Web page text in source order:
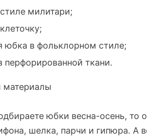
милитари;
юбка в фольклорном стиле;
перфорированной ткани.
юбки весна-осень,
шелка, парчи и гипюра. А